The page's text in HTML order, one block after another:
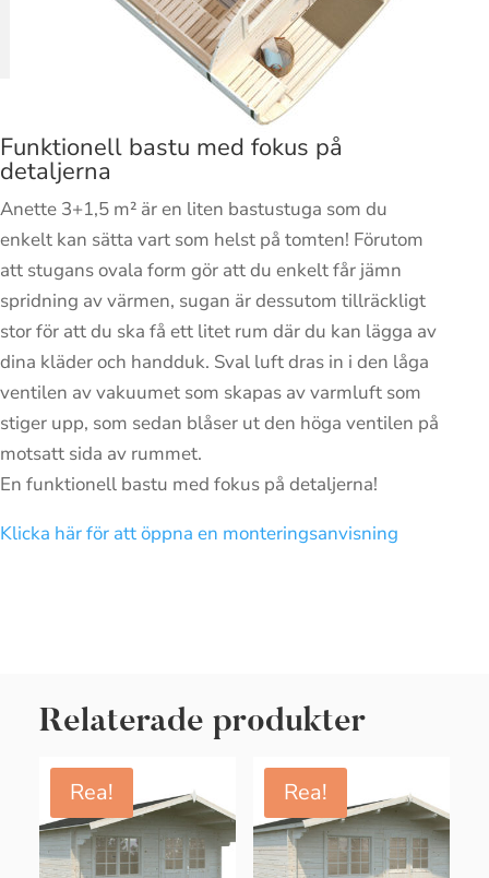
Funktionell bastu med fokus på
detaljerna
Anette 3+1,5 m² är en liten bastustuga som du
enkelt kan sätta vart som helst på tomten! Förutom
att stugans ovala form gör att du enkelt får jämn
spridning av värmen, sugan är dessutom tillräckligt
stor för att du ska få ett litet rum där du kan lägga av
dina kläder och handduk. Sval luft dras in i den låga
ventilen av vakuumet som skapas av varmluft som
stiger upp, som sedan blåser ut den höga ventilen på
motsatt sida av rummet.
En funktionell bastu med fokus på detaljerna!
Klicka här för att öppna en monteringsanvisning
Relaterade produkter
Rea! Rea!